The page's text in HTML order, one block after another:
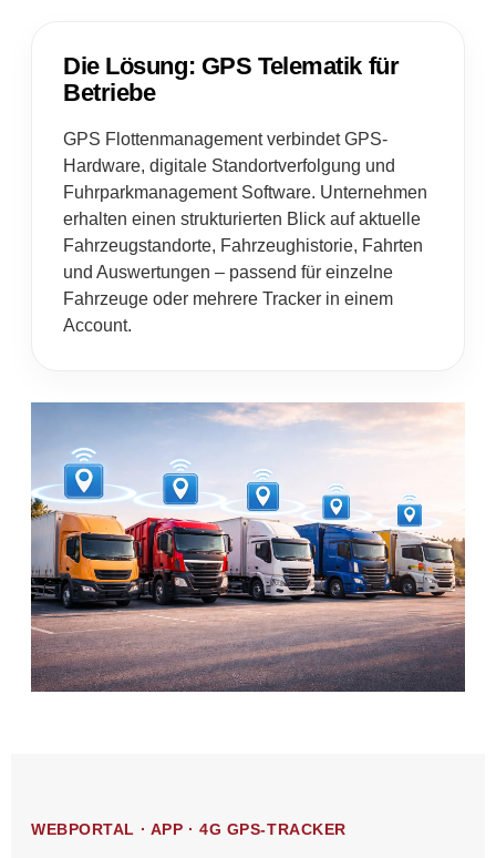
Die Lösung: GPS Telematik für
Betriebe
GPS Flottenmanagement verbindet GPS-
Hardware, digitale Standortverfolgung und
Fuhrparkmanagement Software. Unternehmen
erhalten einen strukturierten Blick auf aktuelle
Fahrzeugstandorte, Fahrzeughistorie, Fahrten
und Auswertungen – passend für einzelne
Fahrzeuge oder mehrere Tracker in einem
Account.
WEBPORTAL · APP · 4G GPS-TRACKER